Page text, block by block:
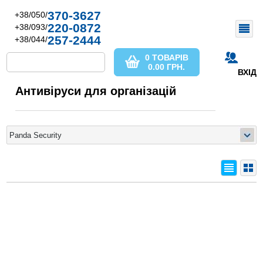
+38/050/370-3627
+38/093/220-0872
+38/044/257-2444
ВХІД
0 ТОВАРІВ
0.00 ГРН.
Антивіруси для організацій